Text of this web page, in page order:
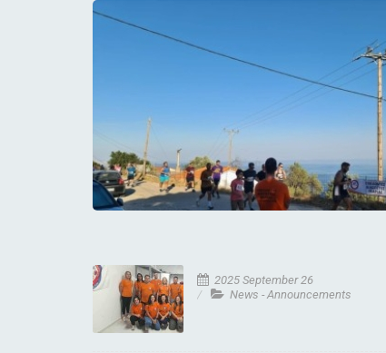
2025 September 26
News - Announcements